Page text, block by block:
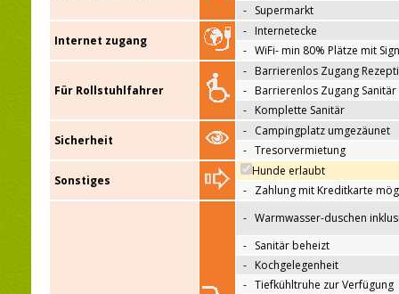
- Supermarkt
Internet zugang
- Internetecke
- WiFi- min 80% Plätze mit
Für Rollstuhlfahrer
- Barrierenlos Zugang
- Barrierenlos Zugang Sanitär
- Komplette Sanitär
Sicherheit
- Campingplatz umgezäunet
- Tresorvermietung
Sonstiges
Hunde erlaubt
- Zahlung mit Kreditkarte
- Warmwasser-duschen
- Sanitär beheizt
- Kochgelegenheit
- Tiefkühltruhe zur Verfügung